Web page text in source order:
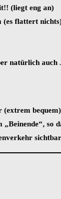
(liegt eng an)
(es flattert
natürlich auch
(extrem bequem)
so